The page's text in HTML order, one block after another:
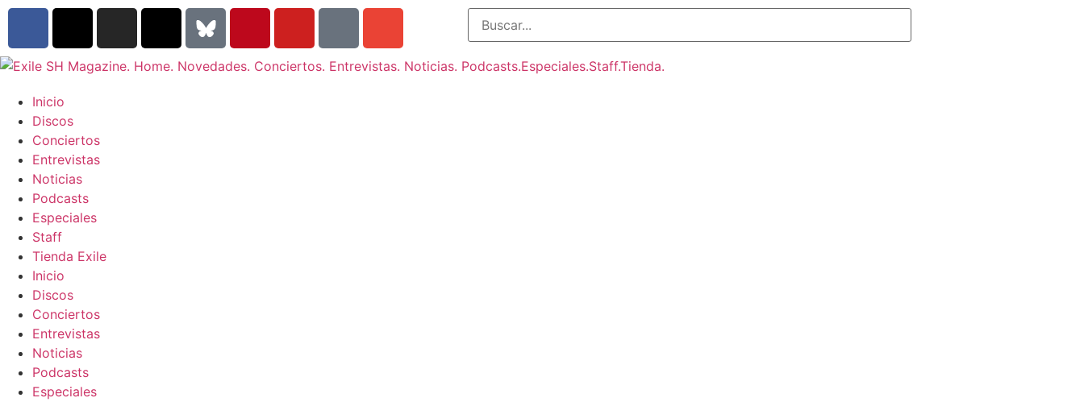
Inicio
Discos
Conciertos
Entrevistas
Noticias
Podcasts
Especiales
Staff
Tienda Exile
Inicio
Discos
Conciertos
Entrevistas
Noticias
Podcasts
Especiales